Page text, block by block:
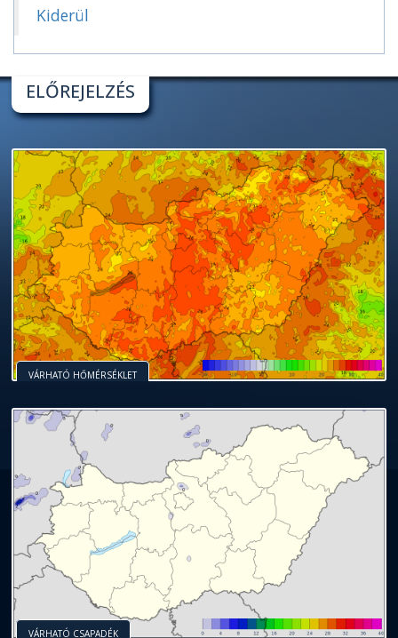
Kiderül
ELŐREJELZÉS
VÁRHATÓ HŐMÉRSÉKLET
VÁRHATÓ CSAPADÉK